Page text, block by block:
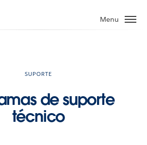
Menu
SUPORTE
de suporte
técnico